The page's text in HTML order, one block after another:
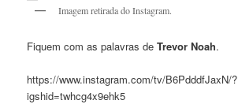
Imagem retirada do Instagram.
Fiquem com as palavras deTrevor Noah.
https://www.instagram.com/tv/B6PdddfJaxN/?
igshid=twhcg4x9ehk5